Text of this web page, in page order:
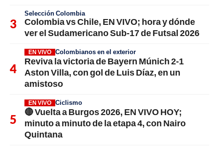
Selección Colombia
Colombia vs Chile, EN VIVO; hora y dónde
ver el Sudamericano Sub-17 de Futsal 2026
EN VIVO Colombianos en el exterior
Reviva la victoria de Bayern Múnich 2-1
Aston Villa, con gol de Luis Díaz, en un
amistoso
EN VIVO Ciclismo
🔴 Vuelta a Burgos 2026, EN VIVO HOY;
minuto a minuto de la etapa 4, con Nairo
Quintana